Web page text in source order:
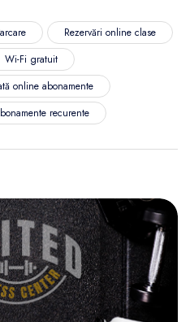
Rezervări online clase
Wi-Fi gratuit
online abonamente
recurente